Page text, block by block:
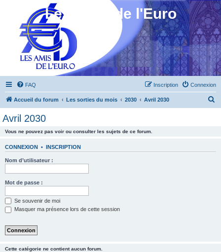
Les Amis de l'Euro
FAQ Connexion
Inscription
Accueil du forum Les sorties du mois 2030 Avril 2030
Avril 2030
Vous ne pouvez pas voir ou consulter les sujets de ce forum.
CONNEXION • INSCRIPTION
Nom d’utilisateur :
Mot de passe :
Se souvenir de moi
Masquer ma présence lors de cette session
Cette catégorie ne contient aucun forum.